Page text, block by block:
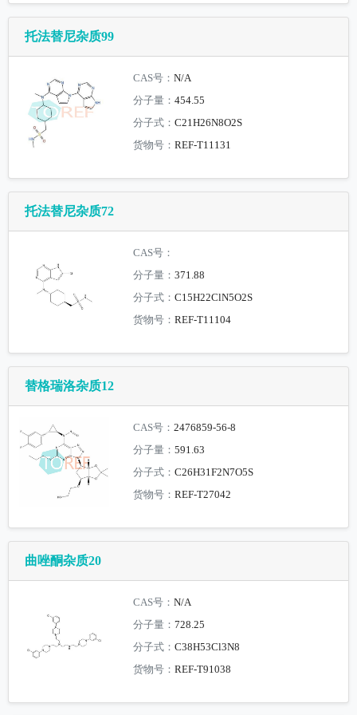
托法替尼杂质99
CAS号：N/A
分子量：454.55
分子式：C21H26N8O2S
货物号：REF-T11131
托法替尼杂质72
CAS号：
分子量：371.88
分子式：C15H22ClN5O2S
货物号：REF-T11104
替格瑞洛杂质12
CAS号：2476859-56-8
分子量：591.63
分子式：C26H31F2N7O5S
货物号：REF-T27042
曲唑酮杂质20
CAS号：N/A
分子量：728.25
分子式：C38H53Cl3N8
货物号：REF-T91038